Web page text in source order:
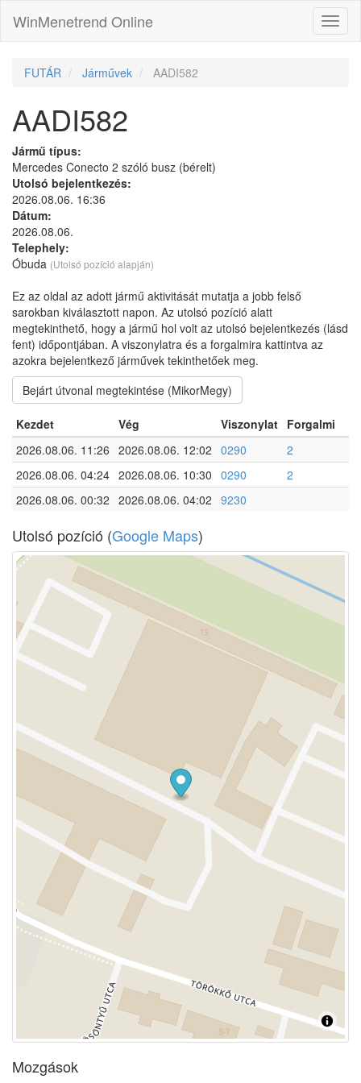
WinMenetrend Online
FUTÁR Járművek AADI582
AADI582
Jármű típus:
Mercedes Conecto 2 szóló busz (bérelt)
Utolsó bejelentkezés:
2026.08.06. 16:36
Dátum:
2026.08.06.
Telephely:
Óbuda (Utolsó pozíció alapján)
Ez az oldal az adott jármű aktivitását mutatja a jobb felső
sarokban kiválasztott napon. Az utolsó pozíció alatt
megtekinthető, hogy a jármű hol volt az utolsó bejelentkezés (lásd
fent) időpontjában. A viszonylatra és a forgalmira kattintva az
azokra bejelentkező járművek tekinthetőek meg.
Bejárt útvonal megtekintése (MikorMegy)
Kezdet Vég Viszonylat Forgalmi
2026.08.06. 11:26 2026.08.06. 12:02 0290
2
2026.08.06. 04:24 2026.08.06. 10:30 0290
2
2026.08.06. 00:32 2026.08.06. 04:02 9230
Utolsó pozíció (Google Maps)
Mozgások